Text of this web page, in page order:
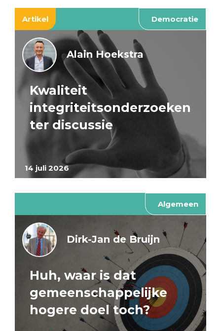
Artikel Democratie
14 juli 2026
Alain Hoekstra
Kwaliteit
integriteitsonderzoeken
ter discussie
Algemeen
Dirk-Jan de Bruijn
Huh, waar is dat
gemeenschappelijke
hogere doel toch?